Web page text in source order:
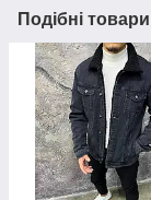
Подібні